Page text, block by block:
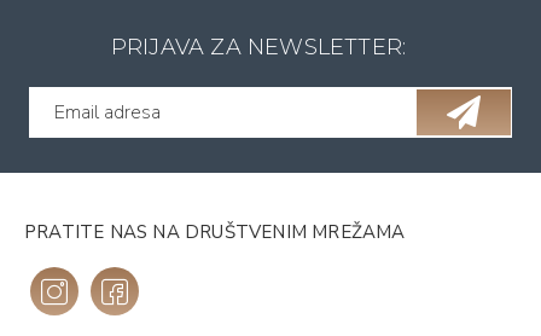
PRIJAVA ZA NEWSLETTER:
PRATITE NAS NA DRUŠTVENIM MREŽAMA